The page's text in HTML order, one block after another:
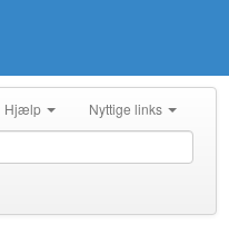
Hjælp Nyttige links